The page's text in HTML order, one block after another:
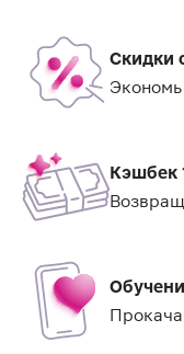
Скидки
Кэшбек